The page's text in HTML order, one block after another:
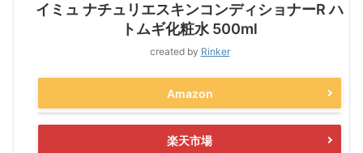
イミュ ナチュリエスキンコンディショナーR ハ
トムギ化粧水 500ml
created by Rinker
Amazon
楽天市場